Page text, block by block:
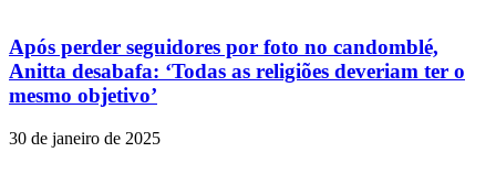
Após perder seguidores por foto no candomblé,
Anitta desabafa: ‘Todas as religiões deveriam ter o
mesmo objetivo’
30 de janeiro de 2025